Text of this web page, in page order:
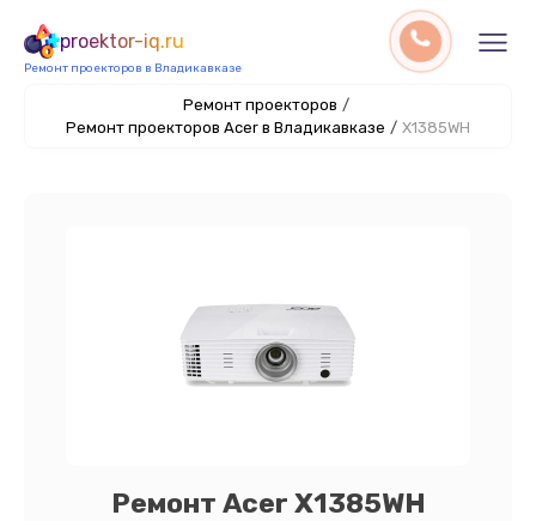
proektor-iq.ru
Ремонт проекторов в Владикавказе
Ремонт проекторов /
Ремонт проекторов Acer в Владикавказе / X1385WH
Ремонт Acer X1385WH